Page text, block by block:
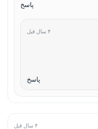
پاسخ
۴ سال قبل
پاسخ
۴ سال قبل